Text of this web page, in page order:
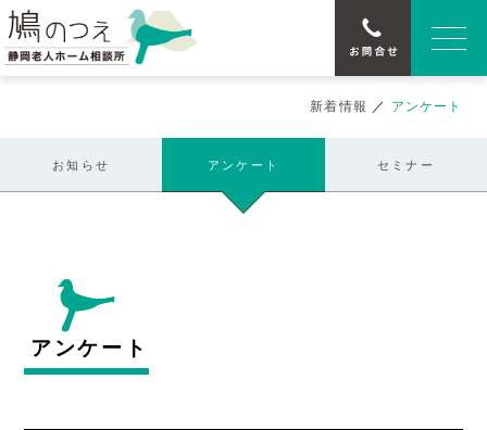
新着情報 ／ アンケート
お知らせ アンケート セミナー
アンケート